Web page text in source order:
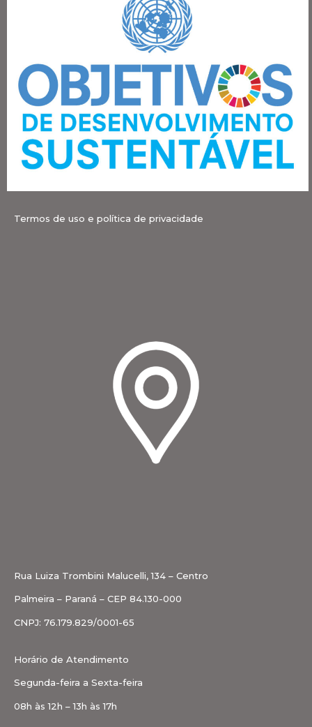
Termos de uso e política de privacidade
Rua Luiza Trombini Malucelli, 134 – Centro
Palmeira – Paraná – CEP 84.130-000
CNPJ: 76.179.829/0001-65
Horário de Atendimento
Segunda-feira a Sexta-feira
08h às 12h – 13h às 17h